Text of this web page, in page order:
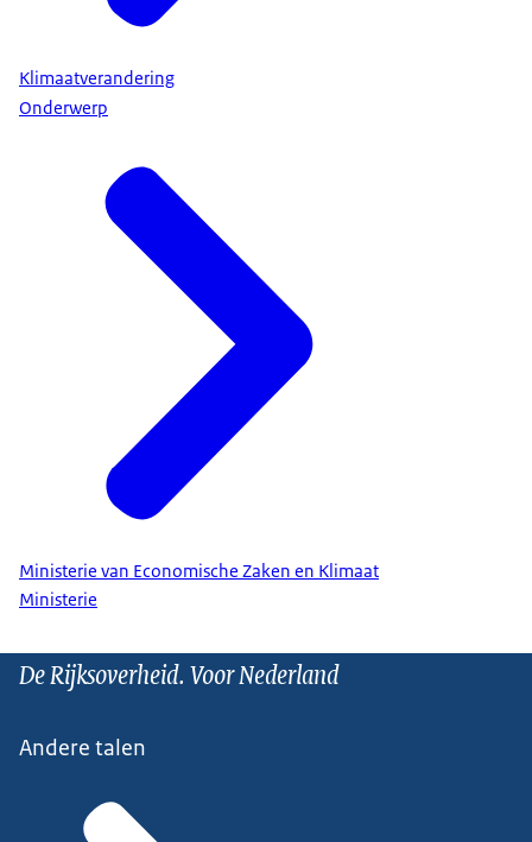
Klimaatverandering
Onderwerp
Ministerie van Economische Zaken en Klimaat
Ministerie
De Rijksoverheid. Voor Nederland
Andere talen